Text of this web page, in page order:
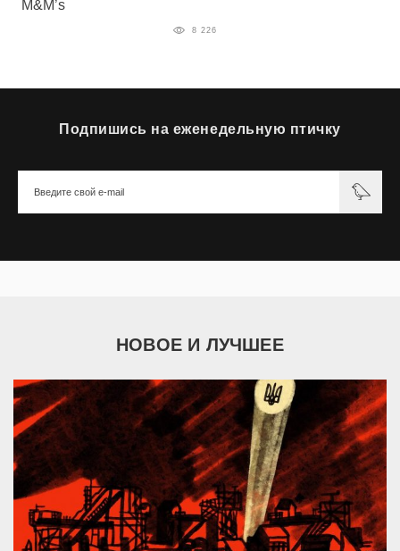
M&M’s
8 226
Подпишись на еженедельную птичку
НОВОЕ И ЛУЧШЕЕ